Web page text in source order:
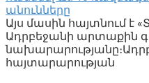
անունները
Այս մասին հայտնում է
Ադրբեջանի արտաքին
հայտարարության